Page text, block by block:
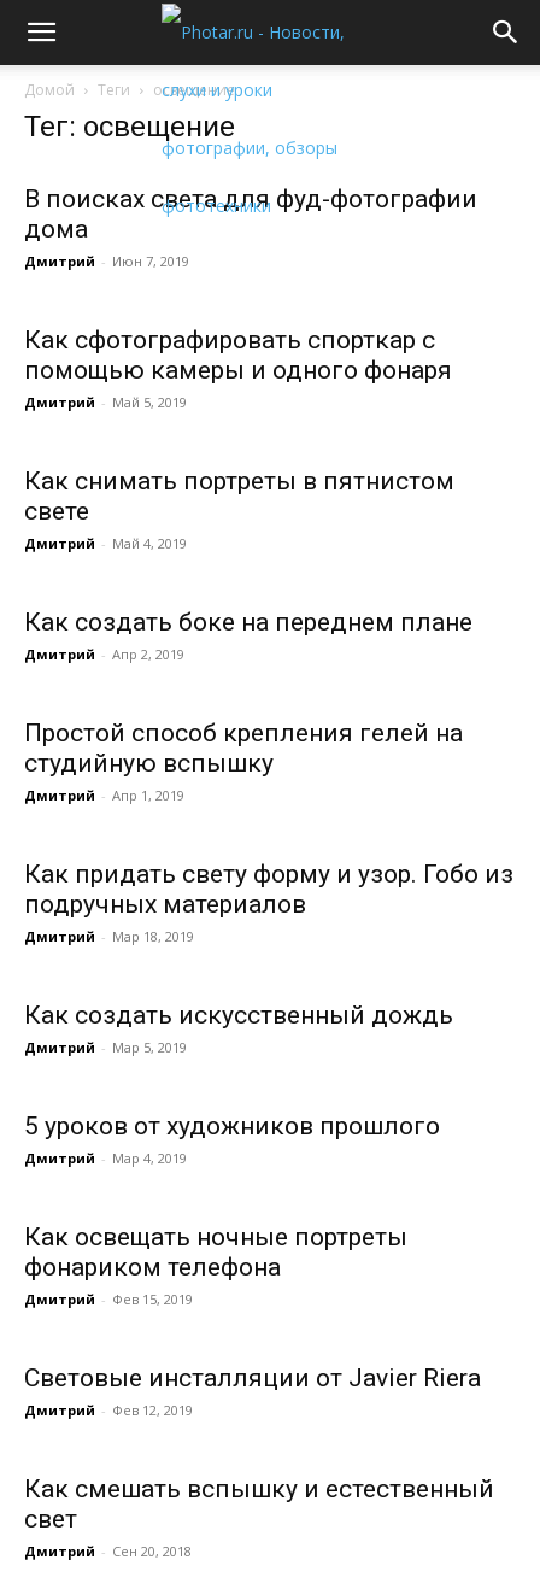
Домой Теги освещение
Тег: освещение
В поисках света для фуд-фотографии
дома
Дмитрий - Июн 7, 2019
Как сфотографировать спорткар с
помощью камеры и одного фонаря
Дмитрий - Май 5, 2019
Как снимать портреты в пятнистом
свете
Дмитрий - Май 4, 2019
Как создать боке на переднем плане
Дмитрий - Апр 2, 2019
Простой способ крепления гелей на
студийную вспышку
Дмитрий - Апр 1, 2019
Как придать свету форму и узор. Гобо из
подручных материалов
Дмитрий - Мар 18, 2019
Как создать искусственный дождь
Дмитрий - Мар 5, 2019
5 уроков от художников прошлого
Дмитрий - Мар 4, 2019
Как освещать ночные портреты
фонариком телефона
Дмитрий - Фев 15, 2019
Световые инсталляции от Javier Riera
Дмитрий - Фев 12, 2019
Как смешать вспышку и естественный
свет
Дмитрий - Сен 20, 2018